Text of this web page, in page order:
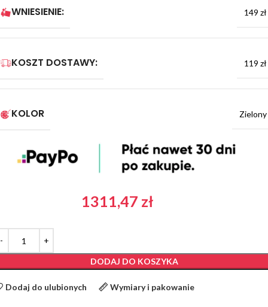
WNIESIENIE: 149 zł
KOSZT DOSTAWY: 119 zł
KOLOR Zielony
1311,47 zł
DODAJ DO KOSZYKA
Dodaj do ulubionych Wymiary i pakowanie